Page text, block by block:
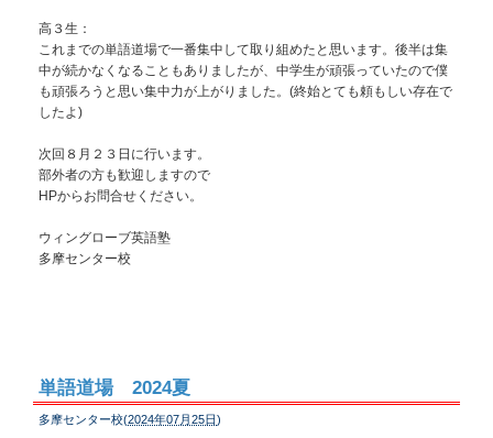
高３生：
これまでの単語道場で一番集中して取り組めたと思います。後半は集
中が続かなくなることもありましたが、中学生が頑張っていたので僕
も頑張ろうと思い集中力が上がりました。(終始とても頼もしい存在で
したよ)
次回８月２３日に行います。
部外者の方も歓迎しますので
HPからお問合せください。
ウィングローブ英語塾
多摩センター校
単語道場 2024夏
多摩センター校(2024年07月25日)